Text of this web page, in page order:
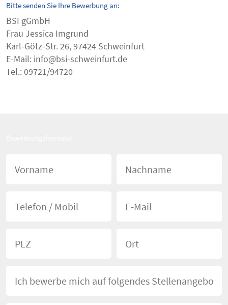
Bitte senden Sie Ihre Bewerbung an:
BSI gGmbH
Frau Jessica Imgrund
Karl-Götz-Str. 26, 97424 Schweinfurt
E-Mail: info@bsi-schweinfurt.de
Tel.: 09721/94720